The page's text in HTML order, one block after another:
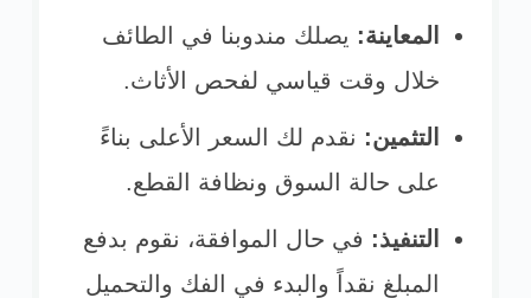
المعاينة: يصلك مندوبنا في الطائف
خلال وقت قياسي لفحص الأثاث.
التثمين: نقدم لك السعر الأعلى بناءً
على حالة السوق ونظافة القطع.
التنفيذ: في حال الموافقة، نقوم بدفع
المبلغ نقداً والبدء في الفك والتحميل